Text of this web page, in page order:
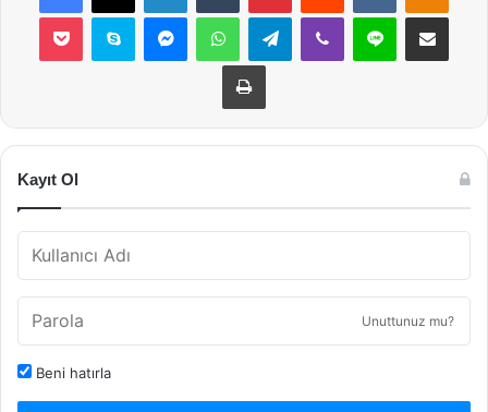
Pocket Skype MessengerWhatsAppTelegramViber Line E-Posta ile
Yazdır
Kayıt Ol
Unuttunuz mu?
Beni hatırla